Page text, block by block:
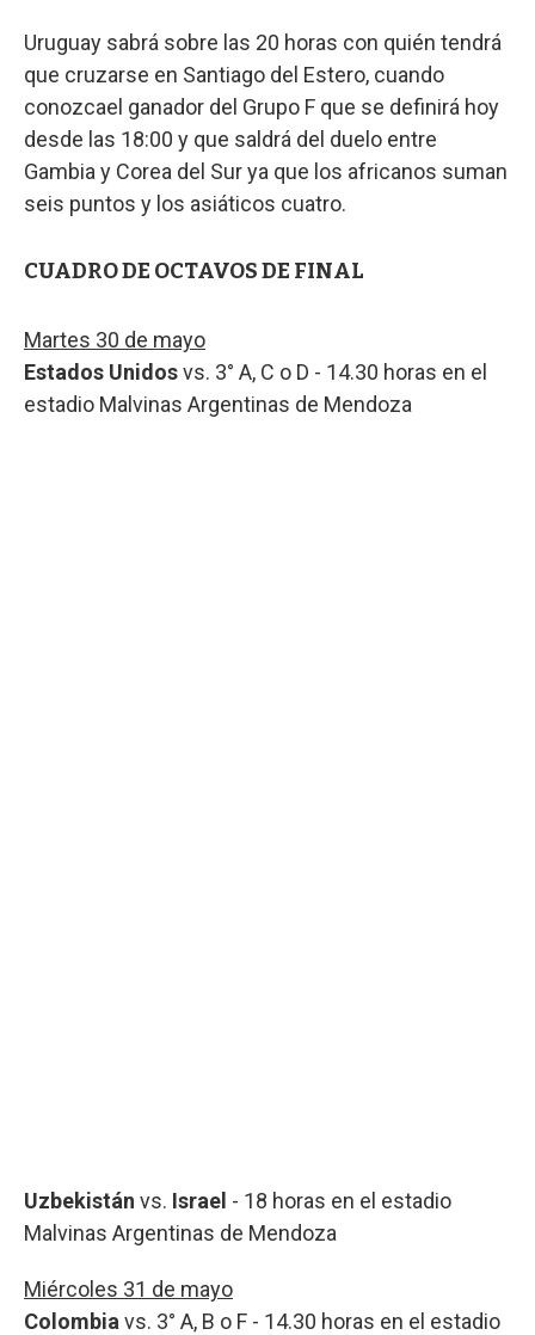
Uruguay sabrá sobre las 20 horas con quién tendrá
que cruzarse en Santiago del Estero, cuando
conozcael ganador del Grupo F que se definirá hoy
desde las 18:00 y que saldrá del duelo entre
Gambia y Corea del Sur ya que los africanos suman
seis puntos y los asiáticos cuatro.
CUADRO DE OCTAVOS DE FINAL
Martes 30 de mayo
Estados Unidosvs. 3° A, C o D - 14.30 horas en el
estadio Malvinas Argentinas de Mendoza
Uzbekistán vs. Israel - 18 horas en el estadio
Malvinas Argentinas de Mendoza
Miércoles 31 de mayo
Colombia vs. 3° A, B o F - 14.30 horas en el estadio